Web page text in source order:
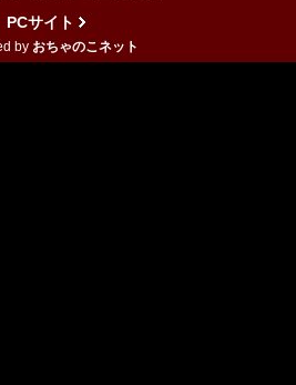
PCサイト
by おちゃのこネット